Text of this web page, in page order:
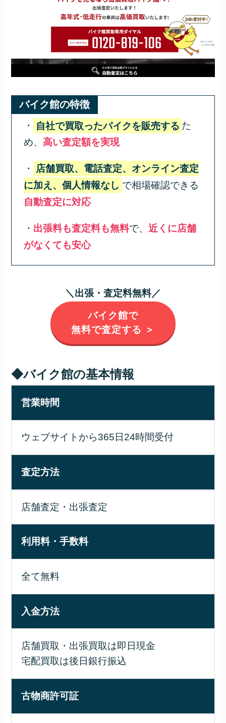
バイク館の特徴
・ 自社で買取ったバイクを販売する た
め、 高い査定額を実現
・
店舗買取、電話査定、オンライン査定
に加え、個人情報なし で相場確認できる
自動査定に対応
・ 出張料も査定料も無料で、 近くに店舗
がなくても安心
＼出張・査定料無料／
バイク館で
無料で査定する ＞
◆バイク館の基本情報
営業時間
ウェブサイトから365日24時間受付
査定方法
店舗査定・出張査定
利用料・手数料
全て無料
入金方法
店舗買取・出張買取は即日現金
宅配買取は後日銀行振込
古物商許可証